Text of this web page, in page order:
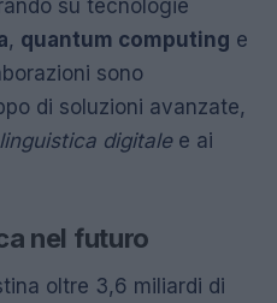
su tecnologie
, quantum computing e
sono
di soluzioni avanzate,
linguistica digitalee ai
nel futuro
oltre 3,6 miliardi di